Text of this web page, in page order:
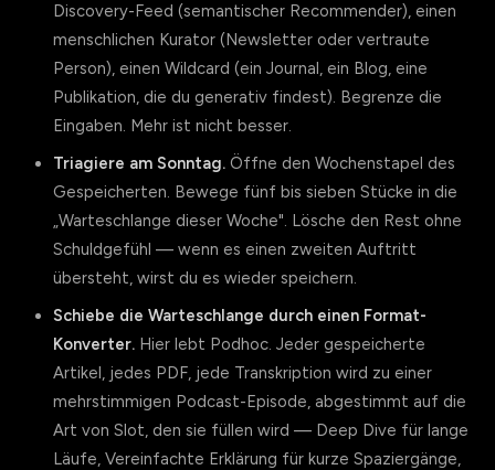
Discovery-Feed (semantischer Recommender), einen
menschlichen Kurator (Newsletter oder vertraute
Person), einen Wildcard (ein Journal, ein Blog, eine
Publikation, die du generativ findest). Begrenze die
Eingaben. Mehr ist nicht besser.
Triagiere am Sonntag. Öffne den Wochenstapel des
Gespeicherten. Bewege fünf bis sieben Stücke in die
„Warteschlange dieser Woche". Lösche den Rest ohne
Schuldgefühl — wenn es einen zweiten Auftritt
übersteht, wirst du es wieder speichern.
Schiebe die Warteschlange durch einen Format-
Konverter. Hier lebt Podhoc. Jeder gespeicherte
Artikel, jedes PDF, jede Transkription wird zu einer
mehrstimmigen Podcast-Episode, abgestimmt auf die
Art von Slot, den sie füllen wird — Deep Dive für lange
Läufe, Vereinfachte Erklärung für kurze Spaziergänge,